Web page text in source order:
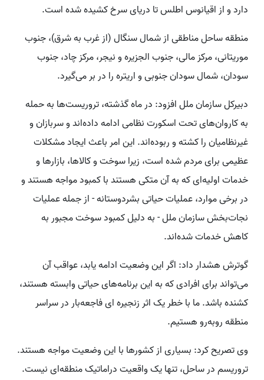
دارد و از اقیانوس اطلس تا دریای سرخ کشیده شده است.
منطقه ساحل مناطقی از شمال سنگال (از غرب به شرق)، جنوب
موریتانی، مرکز مالی، جنوب الجزیره و نیجر، مرکز چاد، جنوب
سودان، شمال سودان جنوبی و اریتره را در بر می‌گیرد.
دبیرکل سازمان ملل افزود: در ماه گذشته، تروریست‌ها به حمله
به کاروان‌های تحت اسکورت نظامی ادامه داده‌اند و سربازان و
غیرنظامیان را کشته و ربوده‌اند. این امر باعث ایجاد مشکلات
عظیمی برای مردم شده است، زیرا سوخت و کالاها، بازارها و
خدمات اولیه‌ای که به آن متکی هستند با کمبود مواجه هستند و
در برخی موارد، عملیات حیاتی بشردوستانه - از جمله عملیات
نجات‌بخش سازمان ملل - به دلیل کمبود سوخت مجبور به
کاهش خدمات شده‌اند.
گوترش هشدار داد: اگر این وضعیت ادامه یابد، عواقب آن
می‌تواند برای افرادی که به این برنامه‌های حیاتی وابسته هستند،
کشنده باشد. ما با خطر یک اثر زنجیره ای فاجعه‌بار در سراسر
منطقه روبه‌رو هستیم.
وی تصریح کرد: بسیاری از کشورها با این وضعیت مواجه هستند.
تروریسم در ساحل، تنها یک واقعیت دراماتیک منطقه‌ای نیست.